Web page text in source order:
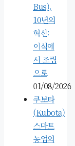
Bus),
10년의
혁신:
이식에
서 조립
으로
01/08/2026
쿠보타
(Kubota)
스마트
농업의